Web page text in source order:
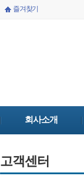
즐겨찾기
회사소개
고객센터